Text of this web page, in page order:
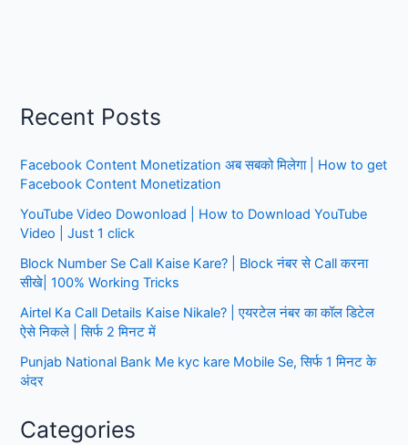
नंबर
सिर्फ
30
सेकंड
में
Recent Posts
Facebook Content Monetization अब सबको मिलेगा | How to get
Facebook Content Monetization
YouTube Video Dowonload | How to Download YouTube
Video | Just 1 click
Block Number Se Call Kaise Kare? | Block नंबर से Call करना
सीखे| 100% Working Tricks
Airtel Ka Call Details Kaise Nikale? | एयरटेल नंबर का कॉल डिटेल
ऐसे निकले | सिर्फ 2 मिनट में
Punjab National Bank Me kyc kare Mobile Se, सिर्फ 1 मिनट के
अंदर
Categories